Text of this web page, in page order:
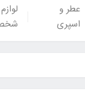
عطر و
اسپری